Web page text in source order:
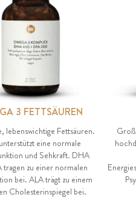
3 FETTSÄUREN
lebenswichtige Fettsäuren.
eine normale
und Sehkraft. DHA
tragen zu einer normalen
bei. ALA trägt zu einem
Cholesterinspiegel bei.